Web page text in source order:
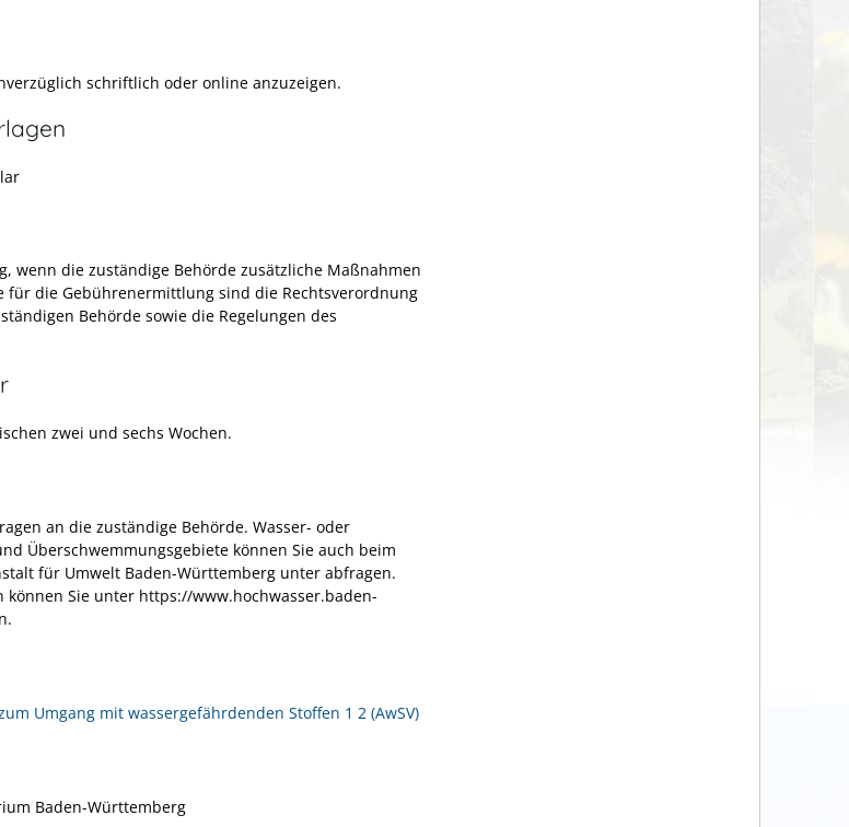
schriftlich oder online anzuzeigen.
wenn die zuständige Behörde zusätzliche Maßnahmen
für die Gebührenermittlung sind die Rechtsverordnung
Behörde sowie die Regelungen des
zwei und sechs Wochen.
an die zuständige Behörde. Wasser- oder
Überschwemmungsgebiete können Sie auch beim
für Umwelt Baden-Württemberg unter abfragen.
können Sie unter https://www.hochwasser.baden-
Umgang mit wassergefährdenden Stoffen 1 2 (AwSV)
Baden-Württemberg